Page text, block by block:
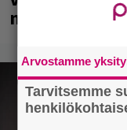
myös
Arvostamme
Tarvitsemme